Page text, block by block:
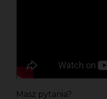
Masz pytania?